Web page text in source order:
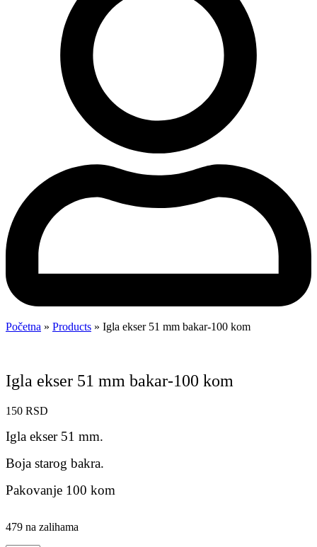
Početna » Products » Igla ekser 51 mm bakar-100 kom
Igla ekser 51 mm bakar-100 kom
150 RSD
Igla ekser 51 mm.
Boja starog bakra.
Pakovanje 100 kom
479 na zalihama